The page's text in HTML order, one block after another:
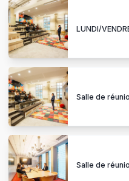
LUNDI/
Salle de
Salle de